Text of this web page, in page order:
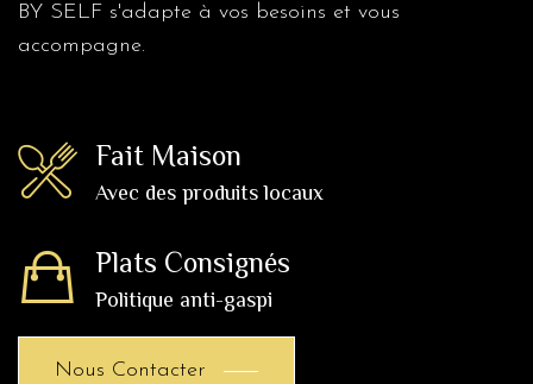
BY SELF s'adapte à vos besoins et vous
accompagne.
Fait Maison
Avec des produits locaux
Plats Consignés
Politique anti-gaspi
Nous Contacter